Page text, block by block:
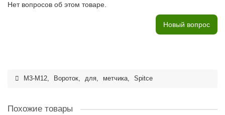
Нет вопросов об этом товаре.
Новый вопрос
M3-M12, Вороток, для, метчика, Spitce
Похожие товары